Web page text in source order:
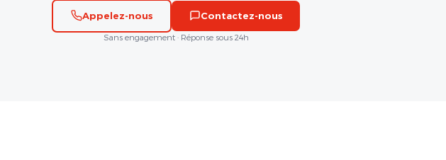
Appelez-nous
Contactez-nous
Sans engagement · Réponse sous 24h